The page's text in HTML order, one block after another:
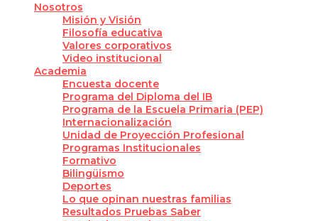
Nosotros
Misión y Visión
Filosofía educativa
Valores corporativos
Video institucional
Academia
Encuesta docente
Programa del Diploma del IB
Programa de la Escuela Primaria (PEP)
Internacionalización
Unidad de Proyección Profesional
Programas Institucionales
Formativo
Bilingüismo
Deportes
Lo que opinan nuestras familias
Resultados Pruebas Saber